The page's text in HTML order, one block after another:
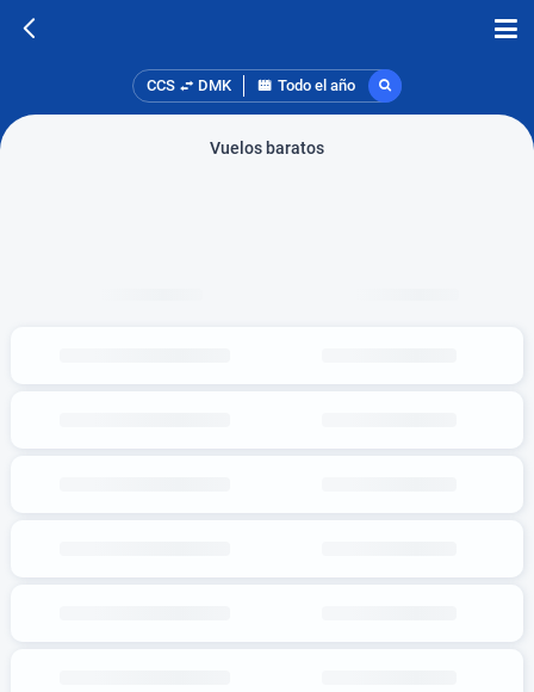
CCS DMK Todo el año
Vuelos baratos